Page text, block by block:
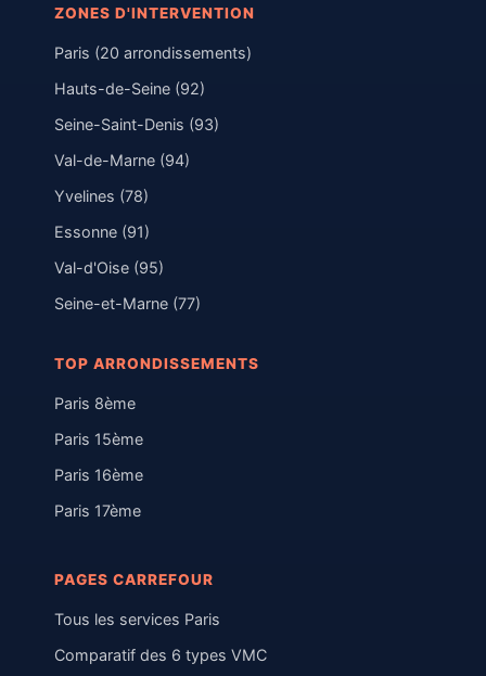
ZONES D'INTERVENTION
Paris (20 arrondissements)
Hauts-de-Seine (92)
Seine-Saint-Denis (93)
Val-de-Marne (94)
Yvelines (78)
Essonne (91)
Val-d'Oise (95)
Seine-et-Marne (77)
TOP ARRONDISSEMENTS
Paris 8ème
Paris 15ème
Paris 16ème
Paris 17ème
PAGES CARREFOUR
Tous les services Paris
Comparatif des 6 types VMC